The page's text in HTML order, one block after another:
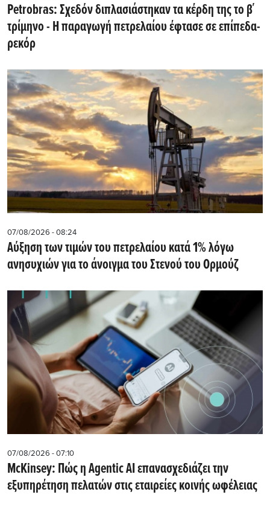
Petrobras: Σχεδόν διπλασιάστηκαν τα κέρδη της το β΄
τρίμηνο - Η παραγωγή πετρελαίου έφτασε σε επίπεδα-
ρεκόρ
07/08/2026 - 08:24
Αύξηση των τιμών του πετρελαίου κατά 1% λόγω
ανησυχιών για το άνοιγμα του Στενού του Ορμούζ
07/08/2026 - 07:10
McKinsey: Πώς η Agentic AI επανασχεδιάζει την
εξυπηρέτηση πελατών στις εταιρείες κοινής ωφέλειας